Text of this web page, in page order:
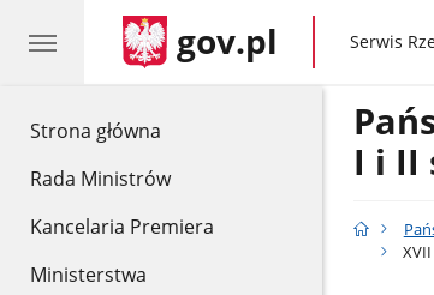
Strona główna
Rada Ministrów
Kancelaria Premiera
Ministerstwa
gov.pl gov.pl
Serwis
I i II